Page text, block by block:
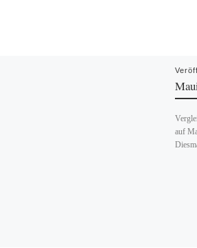
auf